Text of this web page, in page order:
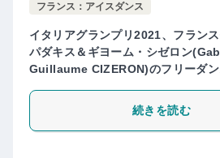
フランス：アイスダンス
イタリアグランプリ2021、フラン
パダキス＆ギヨーム・シゼロン
Guillaume CIZERON)のフリーダン
続きを読む